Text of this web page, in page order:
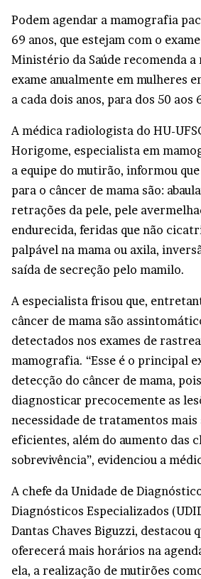
Podem agendar a mamografia
69 anos, que estejam com o
Ministério da Saúde recomenda a
exame anualmente em mulheres
a cada dois anos, para dos 50 aos
A médica radiologista do HU-
Horigome, especialista em
a equipe do mutirão, informou
para o câncer de mama são:
retrações da pele, pele
endurecida, feridas que não
palpável na mama ou axila,
saída de secreção pelo mamilo.
A especialista frisou que,
câncer de mama são
detectados nos exames de
mamografia. “Esse é o principal
detecção do câncer de mama,
diagnosticar precocemente as
necessidade de tratamentos mais
eficientes, além do aumento das
sobrevivência”, evidenciou a
A chefe da Unidade de
Diagnósticos Especializados
Dantas Chaves Biguzzi, destacou
oferecerá mais horários na
ela, a realização de mutirões